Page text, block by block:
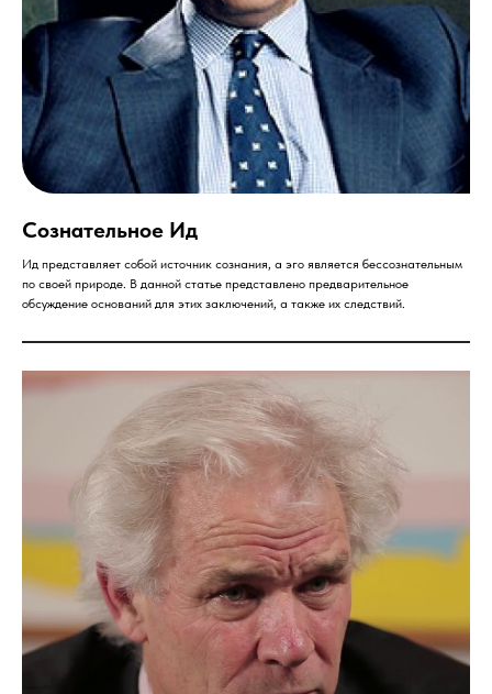
Сознательное Ид
Ид представляет собой источник сознания, а эго является бессознательным
по своей природе. В данной статье представлено предварительное
обсуждение оснований для этих заключений, а также их следствий.